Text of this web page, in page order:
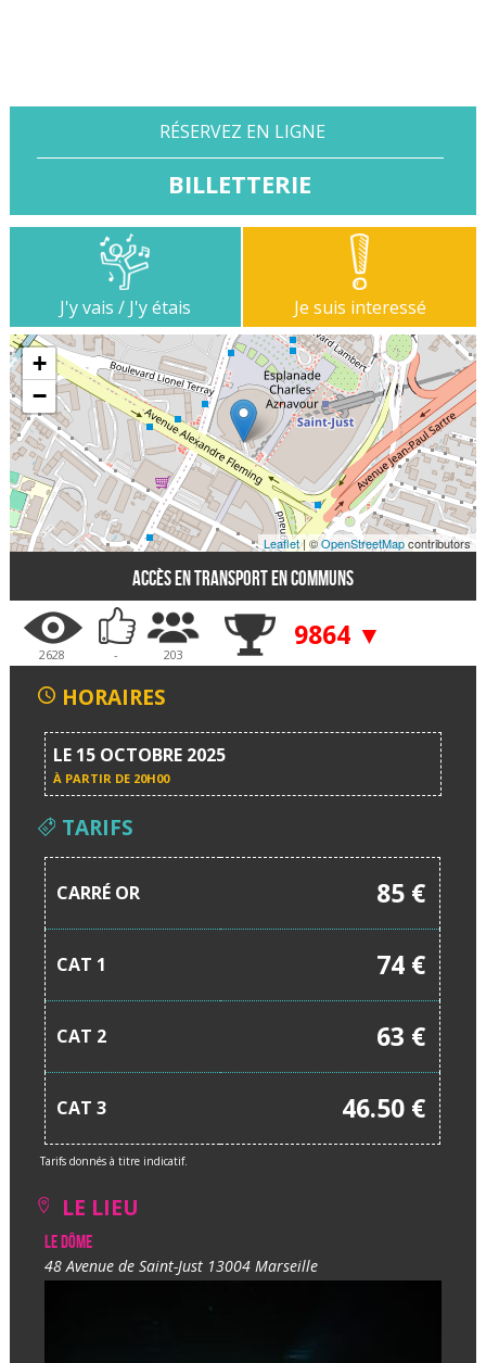
RÉSERVEZ EN LIGNE
BILLETTERIE
J'y vais / J'y étais Je suis interessé
+
−
Leaflet| ©OpenStreetMapcontributors
Accès en transport en communs
2628 - 203
9864 ▼
HORAIRES
LE 15 OCTOBRE 2025
À PARTIR DE 20H00
TARIFS
CARRÉ OR 85 €
CAT 1 74 €
CAT 2 63 €
CAT 3 46.50 €
Tarifs donnés à titre indicatif.
LE LIEU
Le Dôme
48 Avenue de Saint-Just 13004 Marseille